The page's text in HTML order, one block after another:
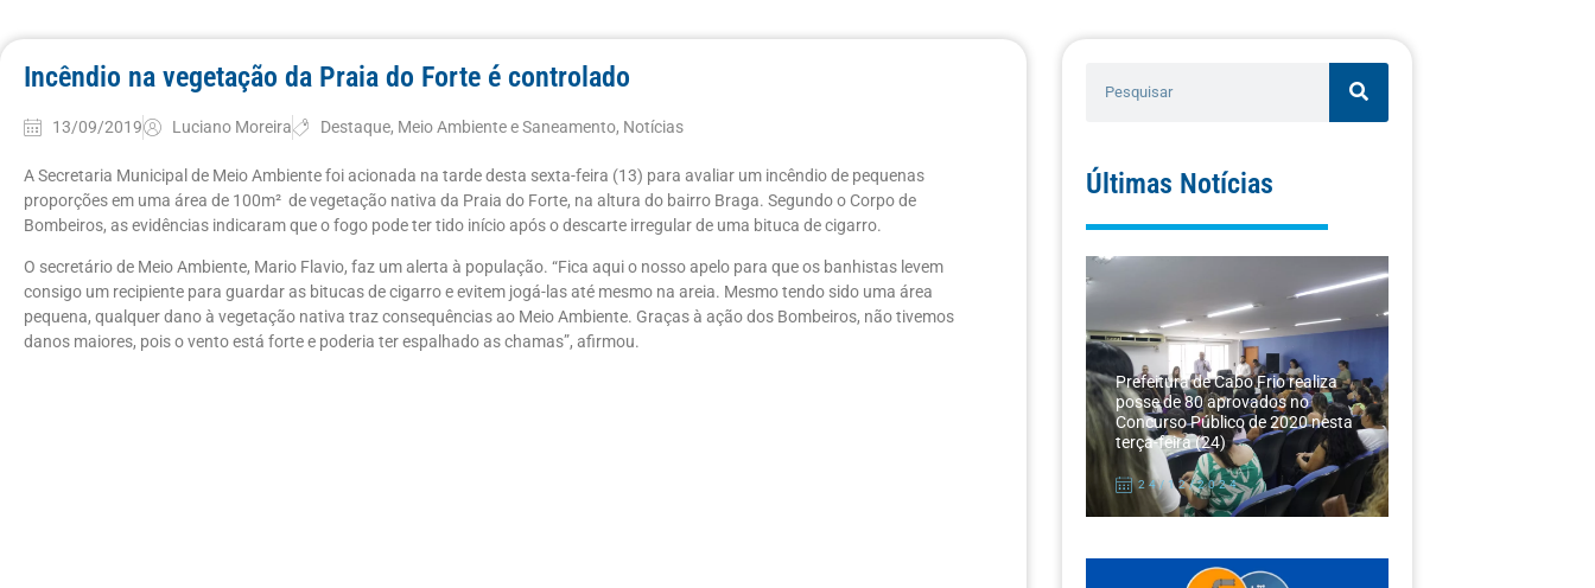
Incêndio na vegetação da Praia do Forte é controlado
13/09/2019 Luciano Moreira Destaque, Meio Ambiente e Saneamento, Notícias
A Secretaria Municipal de Meio Ambiente foi acionada na tarde desta sexta-feira (13) para avaliar um incêndio de pequenas
proporções em uma área de 100m² de vegetação nativa da Praia do Forte, na altura do bairro Braga. Segundo o Corpo de
Bombeiros, as evidências indicaram que o fogo pode ter tido início após o descarte irregular de uma bituca de cigarro.
O secretário de Meio Ambiente, Mario Flavio, faz um alerta à população. “Fica aqui o nosso apelo para que os banhistas levem
consigo um recipiente para guardar as bitucas de cigarro e evitem jogá-las até mesmo na areia. Mesmo tendo sido uma área
pequena, qualquer dano à vegetação nativa traz consequências ao Meio Ambiente. Graças à ação dos Bombeiros, não tivemos
danos maiores, pois o vento está forte e poderia ter espalhado as chamas”, afirmou.
Últimas Notícias
Prefeitura de Cabo Frio realiza
posse de 80 aprovados no
Concurso Público de 2020 nesta
terça-feira (24)
24/12/2024